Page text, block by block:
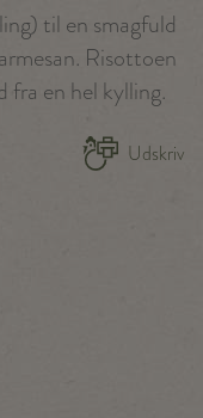
til en smagfuld
Risottoen
fra en hel kylling.
Udskriv